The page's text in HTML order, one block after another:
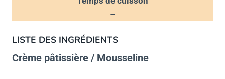
–
LISTE DES INGRÉDIENTS
Crème pâtissière / Mousseline